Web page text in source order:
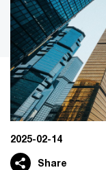
2025-02-14
Share